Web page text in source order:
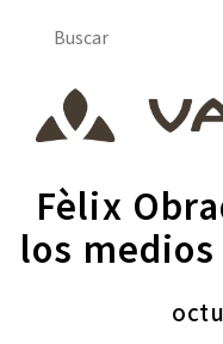
Fèlix
los